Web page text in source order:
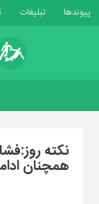
پیوندها تبلیغات
نکته
همچنان